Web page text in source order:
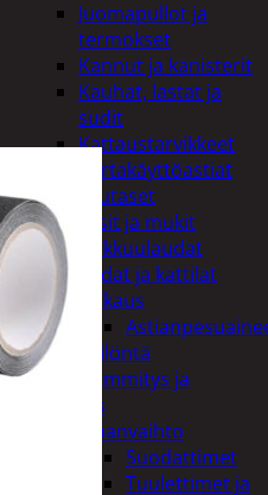
Juomapullot ja
termokset
Kannut ja kanisterit
Kauhat, lastat ja
sudit
Kattaustarvikkeet
Kertakäyttöastiat
Lautaset
Lasit ja mukit
Leikkuulaudat
Padat ja kattilat
Tiskaus
Säilöntä
Kodin lämmitys ja
tuuletus
Ilmanvaihto
Suodattimet
Tuulettimet ja